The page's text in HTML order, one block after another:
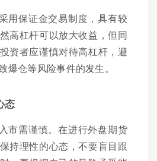
用保证金交易制度，具有较
高杠杆可以放大收益，但同
资者应谨慎对待高杠杆，避
爆仓等风险事件的发生。
态
市需谨慎。在进行外盘期货
持理性的心态，不要盲目跟